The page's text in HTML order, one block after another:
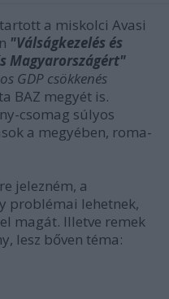
a miskolci Avasi
"Válságkezelés és
Magyarországért"
GDP csökkenés
BAZ megyét is.
csomag súlyos
a megyében, roma-
jelezném, a
problémai lehetnek,
magát. Illetve remek
lesz bőven téma: